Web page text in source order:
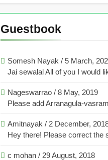
Guestbook
Somesh Nayak / 5 March,
Jai sewalal All of you I would
Nageswarrao / 8 May, 2019
Please add Arranagula-
Amitnayak / 2 December,
Hey there! Please correct the
c mohan / 29 August, 2018